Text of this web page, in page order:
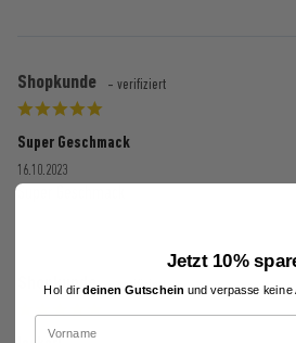
Shopkunde - verifiziert
Super Geschmack
16.10.2023
Super Geschmack
Shopkunde - verifiziert
Jetzt 10%
Hol dirdeinen Gutschein und verpasse keine